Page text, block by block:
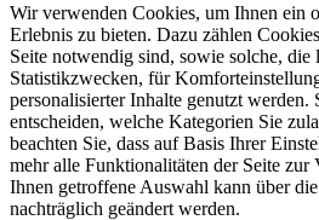
Wir verwenden Cookies, um Ihnen ein
Erlebnis zu bieten. Dazu zählen
Seite notwendig sind, sowie solche,
Statistikzwecken, für
personalisierter Inhalte genutzt werden.
entscheiden, welche Kategorien Sie
beachten Sie, dass auf Basis Ihrer
mehr alle Funktionalitäten der Seite zur
Ihnen getroffene Auswahl kann über
nachträglich geändert werden.